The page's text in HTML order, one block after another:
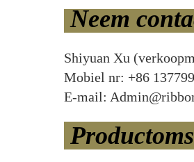
Neem
Shiyuan Xu
Mobiel nr: +86
E-mail: